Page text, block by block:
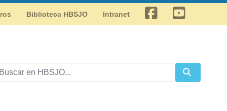
Biblioteca HBSJO Intranet Facebook